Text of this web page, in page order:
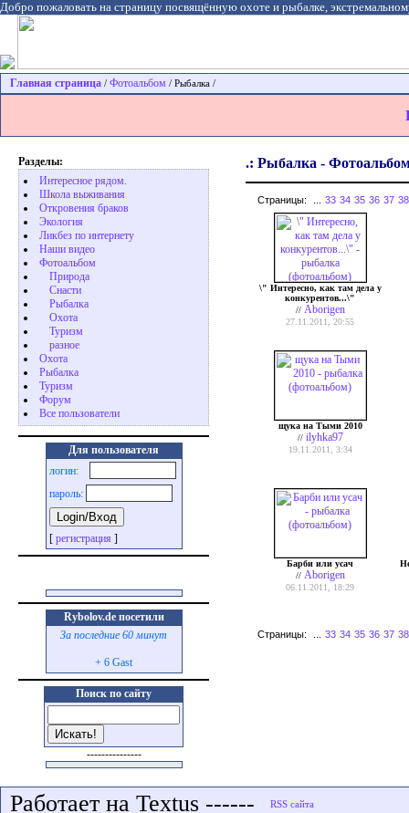
Добро пожаловать на страницу посвящённую охоте и рыбалке,
Главная страница / Фотоальбом / Рыбалка /
Разделы:
Интересное рядом.
Школа выживания
Откровения браков
Экология
Ликбез по интернету
Наши видео
Фотоальбом
Природа
Cнасти
Рыбалка
Охота
Туризм
разное
Охота
Pыбалка
Туризм
Форум
Все пользователи
Для пользователя
логин:
пароль:
[ регистрация ]
Rybolov.de посетили
За последние 60 минут
+ 6 Gast
Поиск по сайту
---------------
.: Рыбалка -
Страницы: 33 34 35 36 37 38
\" Интересно, как там дела у
конкурентов...\"
// Aborigen
27.11.2011, 20:55
щука на Тыми 2010
// ilyhka97
19.11.2011, 3:34
Барби или усач
// Aborigen
06.11.2011, 18:29
Страницы: 33 34 35 36 37 38
Работает на Textus ------